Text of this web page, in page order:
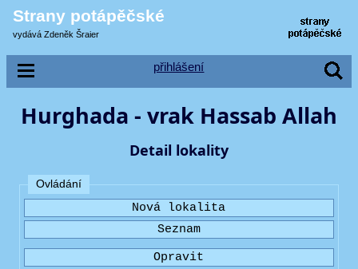
Strany potápěčské
vydává Zdeněk Šraier
přihlášení
Hurghada - vrak Hassab Allah
Detail lokality
Ovládání